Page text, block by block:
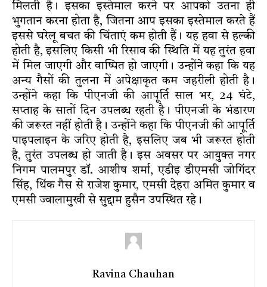
मिलती है। इसका इस्तेमाल करने पर आपको उतना ही
भुगतान करना होता है, जितना आप इसका इस्तेमाल करते हैं
इससे घरेलू बचत की चिंताएं कम होती हैं। यह हवा से हल्की
होती है, इसलिए किसी भी रिसाव की स्थिति में यह तुरंत हवा
में मिल जाएगी और वाष्पित हो जाएगी। उन्होंने कहा कि यह
अन्य गैसों की तुलना में अपेक्षाकृत कम जहरीली होती है।
उन्होंने कहा कि पीएनजी की आपूर्ति साल भर, 24 घंटे,
सप्ताह के सातों दिन उपलब्ध रहती है। पीएनजी के भंडारण
की जरूरत नहीं होती है। उन्होंने कहा कि पीएनजी की आपूर्ति
पाइपलाइन के जरिए होती है, इसलिए जब भी जरूरत होती
है, तुरंत उपलब्ध हो जाती है। इस अवसर पर आयुक्त नगर
निगम पालमपुर डॉ. आशीष शर्मा, एडीइ डीएमसी जोगिंदर
सिंह, थिंक गैस से राजेश कुमार, एमसी देहरा अमित कुमार व
एमसी ज्वालामुखी से सुद्दाम हुसैन उपस्थित रहे।
Ravina Chauhan